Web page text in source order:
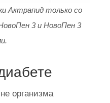
Актрапид только со
3 и НовоПен 3
организма